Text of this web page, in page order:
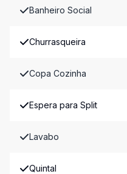
Banheiro Social
Churrasqueira
Copa Cozinha
Espera para Split
Lavabo
Quintal